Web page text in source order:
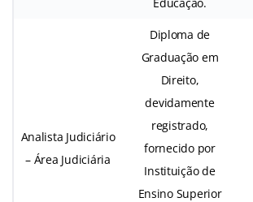
Analista Judiciário
– Área Judiciária
Diploma de
Graduação em
Direito,
devidamente
registrado,
fornecido por
Instituição de
Ensino Superior